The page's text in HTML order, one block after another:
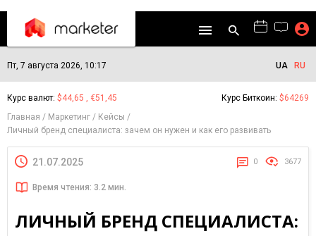
Пт, 7 августа 2026, 10:17 UA RU
Курс валют: $44,65 , €51,45 Курс Биткоин: $64269
Главная
Маркетинг
Кейсы
Личный бренд специалиста: зачем он нужен и как его развивать
21.07.2025 0 3677
Время чтения: 3.2 мин.
ЛИЧНЫЙ БРЕНД СПЕЦИАЛИСТА: